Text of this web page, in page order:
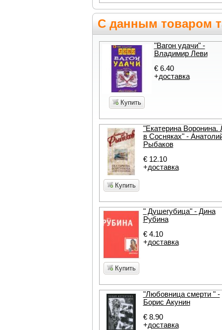
С данным товаром
Купить
"Вагон удачи" -
Владимир Леви
€ 6.40
+доставка
Купить
"Екатерина Воронина.
в Сосняках" -
Рыбаков
€ 12.10
+доставка
Купить
" Душегубица" - Дина
Рубина
€ 4.10
+доставка
"Любовница смерти " -
Борис Акунин
€ 8.90
+доставка